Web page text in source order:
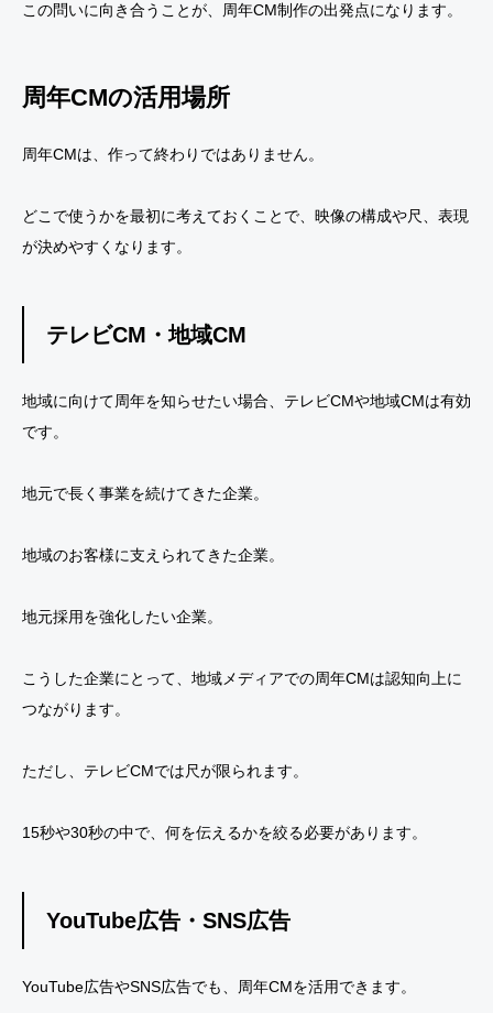
この問いに向き合うことが、周年CM制作の出発点になります。
周年CMの活用場所
周年CMは、作って終わりではありません。
どこで使うかを最初に考えておくことで、映像の構成や尺、表現
が決めやすくなります。
テレビCM・地域CM
地域に向けて周年を知らせたい場合、テレビCMや地域CMは有効
です。
地元で長く事業を続けてきた企業。
地域のお客様に支えられてきた企業。
地元採用を強化したい企業。
こうした企業にとって、地域メディアでの周年CMは認知向上に
つながります。
ただし、テレビCMでは尺が限られます。
15秒や30秒の中で、何を伝えるかを絞る必要があります。
YouTube広告・SNS広告
YouTube広告やSNS広告でも、周年CMを活用できます。